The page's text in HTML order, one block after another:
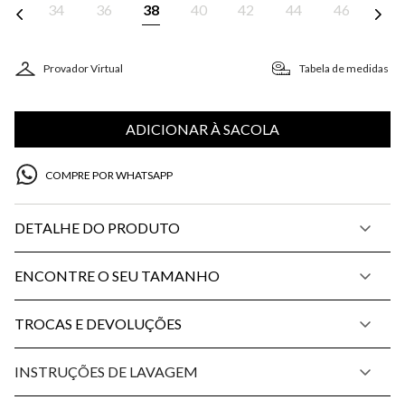
34 36 38 40 42 44 46
Provador Virtual Tabela de medidas
ADICIONAR À SACOLA
COMPRE POR WHATSAPP
DETALHE DO PRODUTO
ENCONTRE O SEU TAMANHO
TROCAS E DEVOLUÇÕES
INSTRUÇÕES DE LAVAGEM